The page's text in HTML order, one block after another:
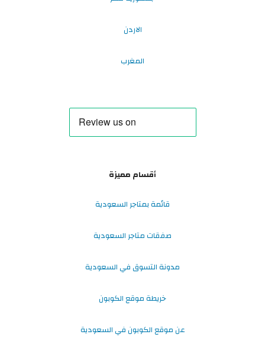
الاردن
المغرب
أقسام مميزة
قائمة بمتاجر السعودية
صفقات متاجر السعودية
مدونة التسوق في السعودية
خريطة موقع الكوبون
عن موقع الكوبون في السعودية